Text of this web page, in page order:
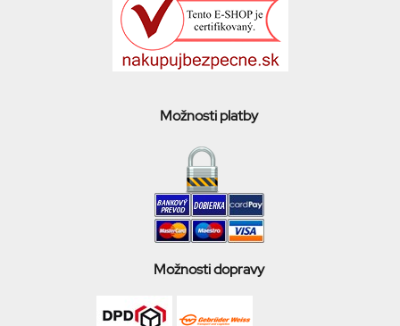
Možnosti platby
Možnosti dopravy